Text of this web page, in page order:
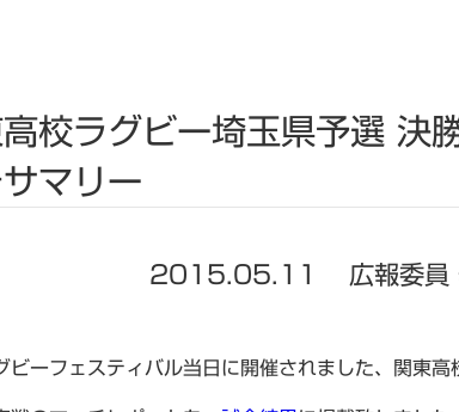
高校ラグビー埼玉県予選 決
マリー
2015.05.11 広報委員
ビーフェスティバル当日に開催されました、関東高